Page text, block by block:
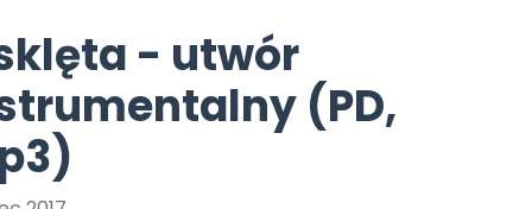
Nowości
Bliżej Pieska
Pomoc zwierzętom
Książka (dla) Przedszkolaka
Promowanie czytelnictwa
TikTok
Zobacz nas na TikToku
YouTube
Filmy edukacyjne
- utwór
(PD,